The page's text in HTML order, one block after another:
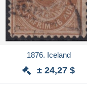
1876. Iceland
± 24,27 $